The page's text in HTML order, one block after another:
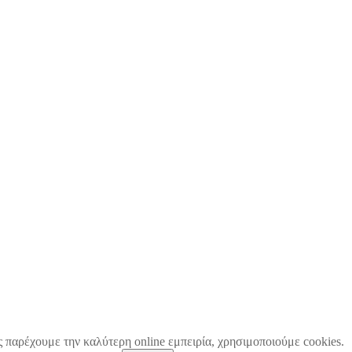
παρέχουμε την καλύτερη online εμπειρία, χρησιμοποιούμε cookies.